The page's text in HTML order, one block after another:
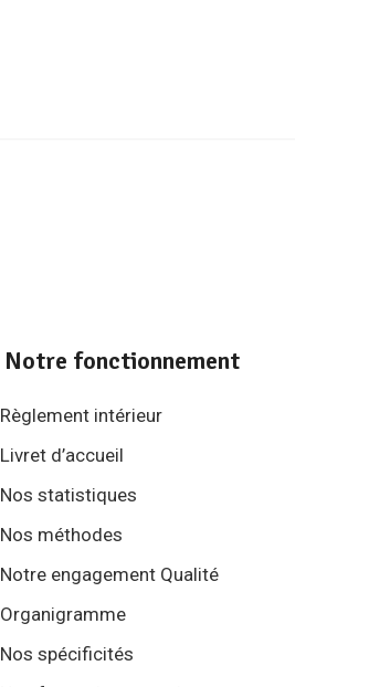
Notre fonctionnement
Règlement intérieur
Livret d’accueil
Nos statistiques
Nos méthodes
Notre engagement Qualité
Organigramme
Nos spécificités